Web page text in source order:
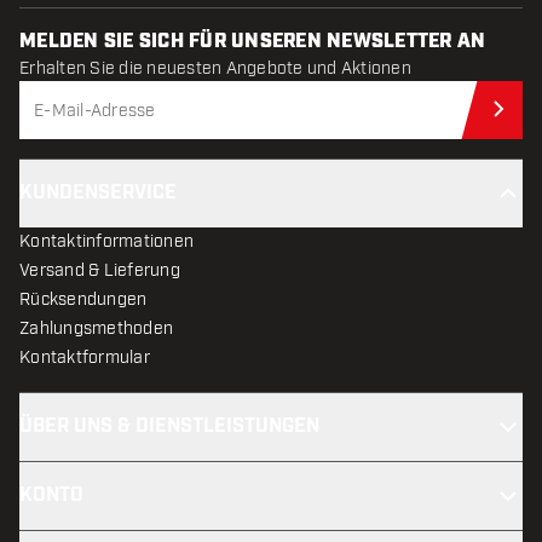
MELDEN SIE SICH FÜR UNSEREN NEWSLETTER AN
Erhalten Sie die neuesten Angebote und Aktionen
Kontaktinformationen
Versand & Lieferung
Rücksendungen
Zahlungsmethoden
Kontaktformular